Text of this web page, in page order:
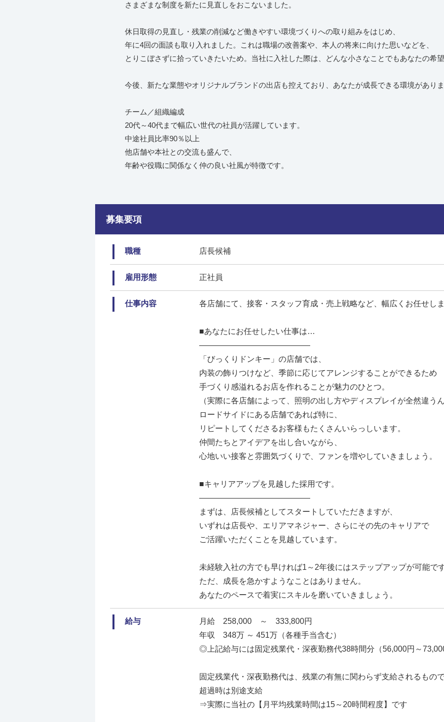
さまざまな制度を新たに見直しをおこないました。
休日取得の見直し・残業の削減など働きやすい環境づくりへの取り組みをはじめ、
年に4回の面談も取り入れました。これは職場の改善案や、本人の将来に向けた思いなどを、
とりこぼさずに拾っていきたいため。当社に入社した際は、どんな小さなことでもあなたの希
今後、新たな業態やオリジナルブランドの出店も控えており、あなたが成長できる環境があり
チーム／組織編成
20代～40代まで幅広い世代の社員が活躍しています。
中途社員比率90％以上
他店舗や本社との交流も盛んで、
年齢や役職に関係なく仲の良い社風が特徴です。
募集要項
職種 店長候補
雇用形態 正社員
仕事内容 各店舗にて、接客・スタッフ育成・売上戦略など、幅広くお任せし
■あなたにお任せしたい仕事は…
――――――――――――――
「びっくりドンキー」の店舗では、
内装の飾りつけなど、季節に応じてアレンジすることができるため
手づくり感溢れるお店を作れることが魅力のひとつ。
（実際に各店舗によって、照明の出し方やディスプレイが全然違う
ロードサイドにある店舗であれば特に、
リピートしてくださるお客様もたくさんいらっしいます。
仲間たちとアイデアを出し合いながら、
心地いい接客と雰囲気づくりで、ファンを増やしていきましょう。
■キャリアアップを見越した採用です。
――――――――――――――
まずは、店長候補としてスタートしていただきますが、
いずれは店長や、エリアマネジャー、さらにその先のキャリアで
ご活躍いただくことを見越しています。
未経験入社の方でも早ければ1～2年後にはステップアップが可能で
ただ、成長を急かすようなことはありません。
あなたのペースで着実にスキルを磨いていきましょう。
給与
月給 258,000 ～ 333,800円
年収 348万 ～ 451万（各種手当含む）
◎上記給与には固定残業代・深夜勤務代38時間分（56,000円～
固定残業代・深夜勤務代は、残業の有無に関わらず支給されるもの
超過時は別途支給
⇒実際に当社の【月平均残業時間は15～20時間程度】です